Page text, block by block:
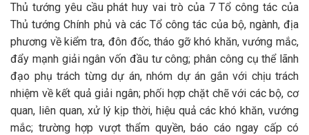
Thủ tướng yêu cầu phát huy vai trò của 7 Tổ công tác của
Thủ tướng Chính phủ và các Tổ công tác của bộ, ngành, địa
phương về kiểm tra, đôn đốc, tháo gỡ khó khăn, vướng mắc,
đẩy mạnh giải ngân vốn đầu tư công; phân công cụ thể lãnh
đạo phụ trách từng dự án, nhóm dự án gắn với chịu trách
nhiệm về kết quả giải ngân; phối hợp chặt chẽ với các bộ, cơ
quan, liên quan, xử lý kịp thời, hiệu quả các khó khăn, vướng
mắc; trường hợp vượt thẩm quyền, báo cáo ngay cấp có